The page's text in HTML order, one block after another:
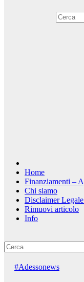
Home
Finanziamenti –
Chi siamo
Disclaimer
Rimuovi articolo
Info
#Adessonews